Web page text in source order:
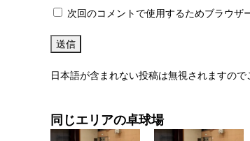
次回のコメントで使用するためブラウザ
日本語が含まれない投稿は無視されますので
同じエリアの卓球場